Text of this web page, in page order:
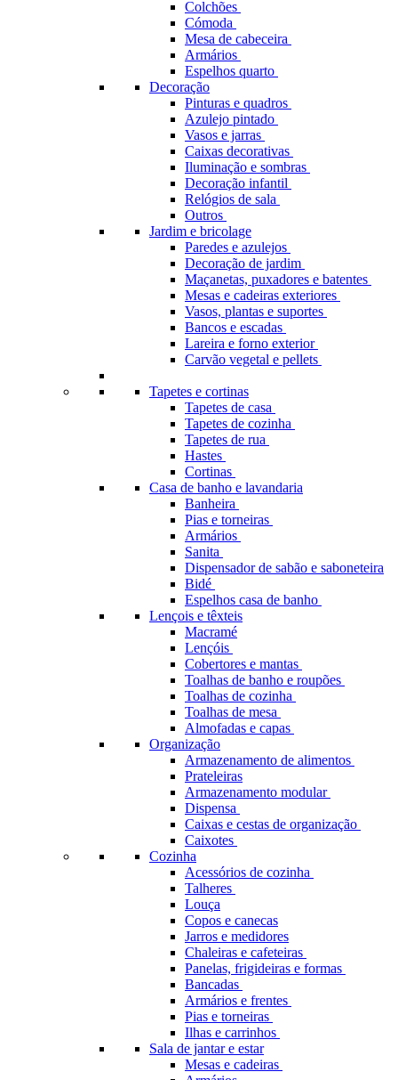
Colchões
Cómoda
Mesa de cabeceira
Armários
Espelhos quarto
Decoração
Pinturas e quadros
Azulejo pintado
Vasos e jarras
Caixas decorativas
Iluminação e sombras
Decoração infantil
Relógios de sala
Outros
Jardim e bricolage
Paredes e azulejos
Decoração de jardim
Maçanetas, puxadores e batentes
Mesas e cadeiras exteriores
Vasos, plantas e suportes
Bancos e escadas
Lareira e forno exterior
Carvão vegetal e pellets
Tapetes e cortinas
Tapetes de casa
Tapetes de cozinha
Tapetes de rua
Hastes
Cortinas
Casa de banho e lavandaria
Banheira
Pias e torneiras
Armários
Sanita
Dispensador de sabão e saboneteira
Bidé
Espelhos casa de banho
Lençois e têxteis
Macramé
Lençóis
Cobertores e mantas
Toalhas de banho e roupões
Toalhas de cozinha
Toalhas de mesa
Almofadas e capas
Organização
Armazenamento de alimentos
Prateleiras
Armazenamento modular
Dispensa
Caixas e cestas de organização
Caixotes
Cozinha
Acessórios de cozinha
Talheres
Louça
Copos e canecas
Jarros e medidores
Chaleiras e cafeteiras
Panelas, frigideiras e formas
Bancadas
Armários e frentes
Pias e torneiras
Ilhas e carrinhos
Sala de jantar e estar
Mesas e cadeiras